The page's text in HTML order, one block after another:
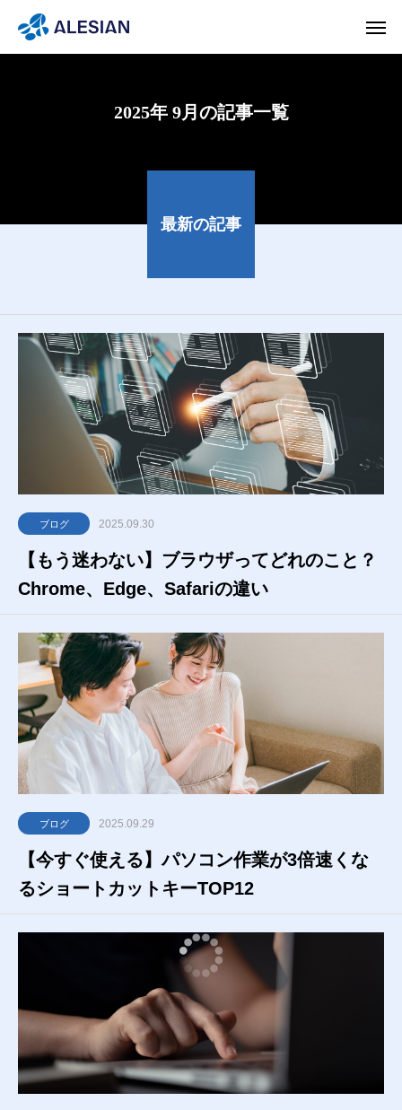
2025年 9月の記事一覧
最新の記事
ブログ 2025.09.30
【もう迷わない】ブラウザってどれのこと？
Chrome、Edge、Safariの違い
ブログ 2025.09.29
【今すぐ使える】パソコン作業が3倍速くな
るショートカットキーTOP12